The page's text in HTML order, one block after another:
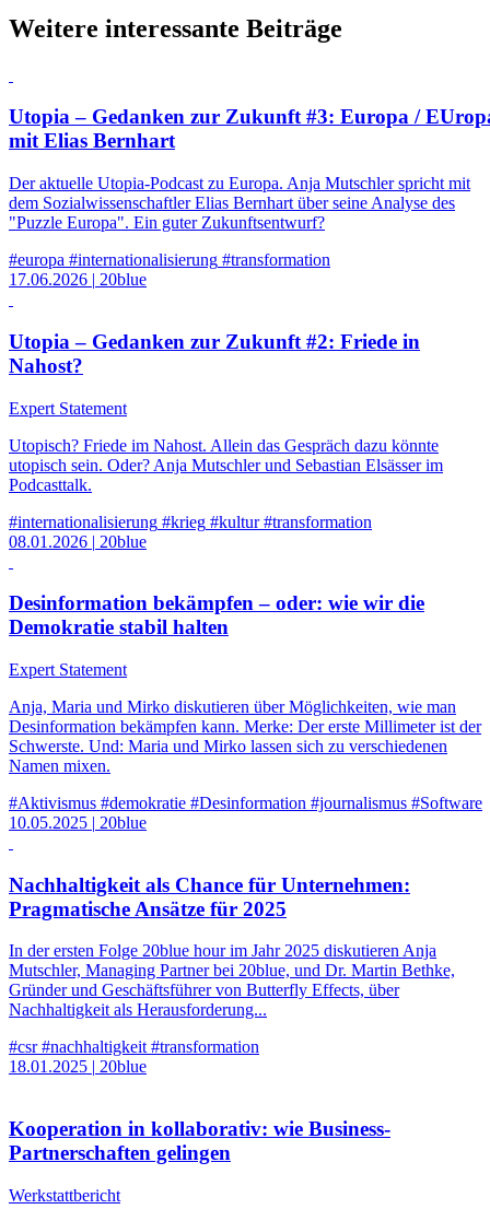
Weitere interessante Beiträge
Utopia – Gedanken zur Zukunft #3: Europa /
mit Elias Bernhart
Der aktuelle Utopia-Podcast zu Europa. Anja Mutschler spricht mit
dem Sozialwissenschaftler Elias Bernhart über seine Analyse des
"Puzzle Europa". Ein guter Zukunftsentwurf?
#europa #internationalisierung #transformation
17.06.2026 | 20blue
Utopia – Gedanken zur Zukunft #2: Friede in
Nahost?
Expert Statement
Utopisch? Friede im Nahost. Allein das Gespräch dazu könnte
utopisch sein. Oder? Anja Mutschler und Sebastian Elsässer im
Podcasttalk.
#internationalisierung #krieg #kultur #transformation
08.01.2026 | 20blue
Desinformation bekämpfen – oder: wie wir die
Demokratie stabil halten
Expert Statement
Anja, Maria und Mirko diskutieren über Möglichkeiten, wie man
Desinformation bekämpfen kann. Merke: Der erste Millimeter ist der
Schwerste. Und: Maria und Mirko lassen sich zu verschiedenen
Namen mixen.
#Aktivismus #demokratie #Desinformation #journalismus #Software
10.05.2025 | 20blue
Nachhaltigkeit als Chance für Unternehmen:
Pragmatische Ansätze für 2025
In der ersten Folge 20blue hour im Jahr 2025 diskutieren Anja
Mutschler, Managing Partner bei 20blue, und Dr. Martin Bethke,
Gründer und Geschäftsführer von Butterfly Effects, über
Nachhaltigkeit als Herausforderung...
#csr #nachhaltigkeit #transformation
18.01.2025 | 20blue
Kooperation in kollaborativ: wie Business-
Partnerschaften gelingen
Werkstattbericht